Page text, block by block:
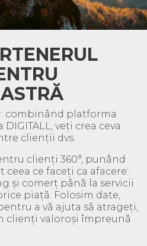
combinând platforma
veți crea ceva
clienții dvs.
clienți 360°, punând
ce faceți ca afacere:
și comerț până la servicii
piață. Folosim date,
a vă ajuta să atrageți,
clienți valoroși împreună